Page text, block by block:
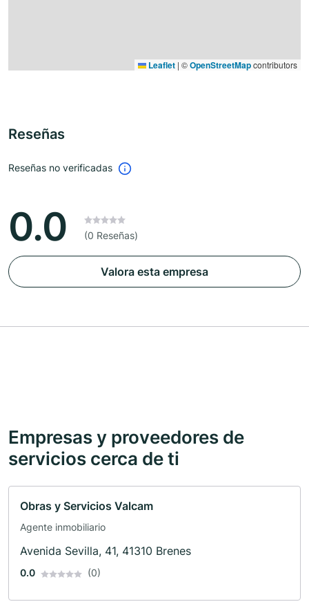
Leaflet | ©OpenStreetMapcontributors
Reseñas
Reseñas no verificadas
0.0 (0 Reseñas)
Valora esta empresa
Empresas y proveedores de
servicios cerca de ti
Obras y Servicios Valcam
Agente inmobiliario
Avenida Sevilla, 41, 41310 Brenes
0.0 (0)